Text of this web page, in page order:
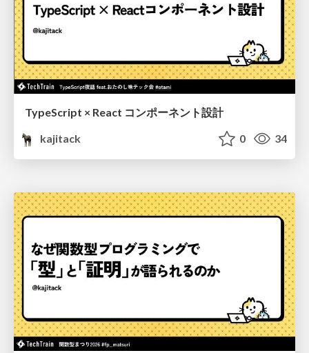
TypeScript × React コンポーネント設計
kajitack
0 34